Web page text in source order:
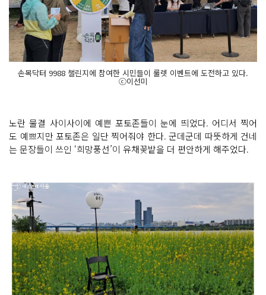
손목닥터 9988 챌린지에 참여한 시민들이 룰렛 이벤트에 도전하고 있다.
ⓒ이선미
노란 물결 사이사이에 예쁜 포토존들이 눈에 띄었다. 어디서 찍어
도 예쁘지만 포토존은 일단 찍어줘야 한다. 군데군데 따뜻하게 건네
는 문장들이 쓰인 ‘희망풍선’이 유채꽃밭을 더 편안하게 해주었다.